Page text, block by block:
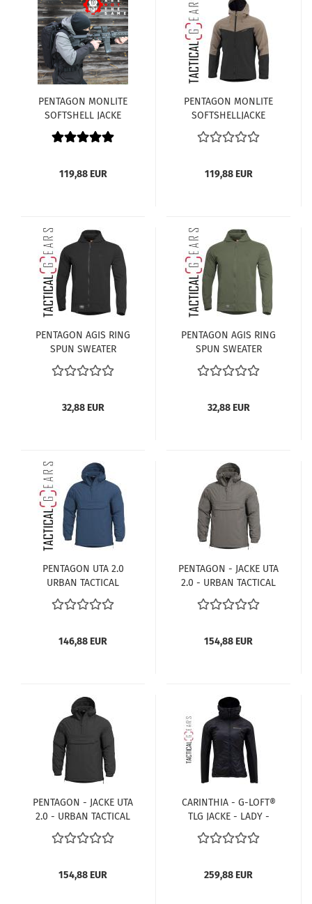
PENTAGON MONLITE
SOFTSHELL JACKE
K07015-78
GRAU/SCHWARZ
119,88 EUR
PENTAGON MONLITE
SOFTSHELLJACKE
K07015-71
COYOTE/SCHWARZ
119,88 EUR
PENTAGON AGIS RING
SPUN SWEATER
K08043-01 SCHWARZ
32,88 EUR
PENTAGON AGIS RING
SPUN SWEATER
K08043-06CG CAMO-
GREEN
32,88 EUR
PENTAGON UTA 2.0
URBAN TACTICAL
ANORAK K08017-2.0-
5RF-RAF BLAU
146,88 EUR
PENTAGON - JACKE UTA
2.0 - URBAN TACTICAL
ANORAK - OLIV
154,88 EUR
PENTAGON - JACKE UTA
2.0 - URBAN TACTICAL
ANORAK - SCHWARZ
154,88 EUR
CARINTHIA - G-LOFT®
TLG JACKE - LADY -
SCHWARZ
259,88 EUR